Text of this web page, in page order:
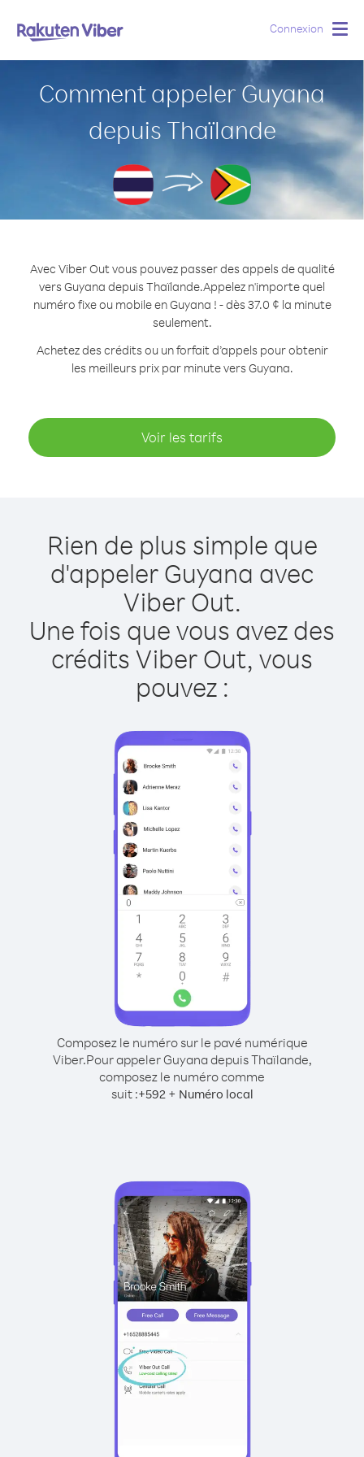
Connexion
Comment appeler Guyana
depuis Thaïlande
Avec Viber Out vous pouvez passer des appels de qualité
vers Guyana depuis Thaïlande.Appelez n'importe quel
numéro fixe ou mobile en Guyana ! - dès 37.0 ¢ la minute
seulement.
Achetez des crédits ou un forfait d’appels pour obtenir
les meilleurs prix par minute vers Guyana.
Voir les tarifs
Rien de plus simple que
d'appeler Guyana avec
Viber Out.
Une fois que vous avez des
crédits Viber Out, vous
pouvez :
Composez le numéro sur le pavé numérique
Viber.Pour appeler Guyana depuis Thaïlande,
composez le numéro comme
suit :+592+ Numéro local